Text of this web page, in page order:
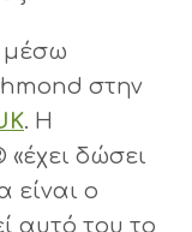
μέσω
στην
. Η
δώσει
είναι ο
αυτό του το